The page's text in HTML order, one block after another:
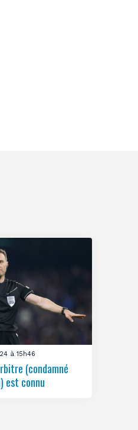
à 15h46
(condamné
est connu